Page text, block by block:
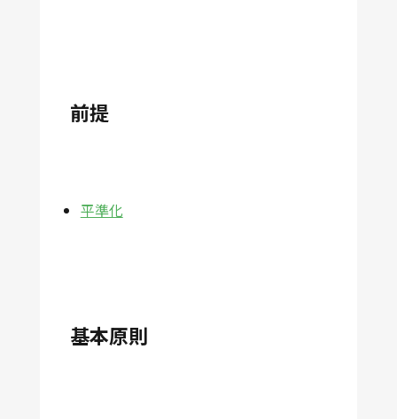
前提
平準化
基本原則